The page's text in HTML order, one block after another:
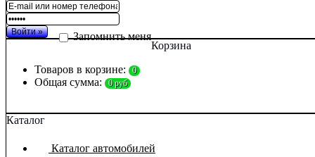
Запомнить меня
Корзина
Товаров в корзине:
0
Общая сумма: 0 руб
Каталог
Каталог автомобилей